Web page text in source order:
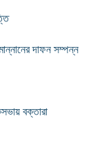
মান্নানের দাফন সম্পন্ন
বক্তারা